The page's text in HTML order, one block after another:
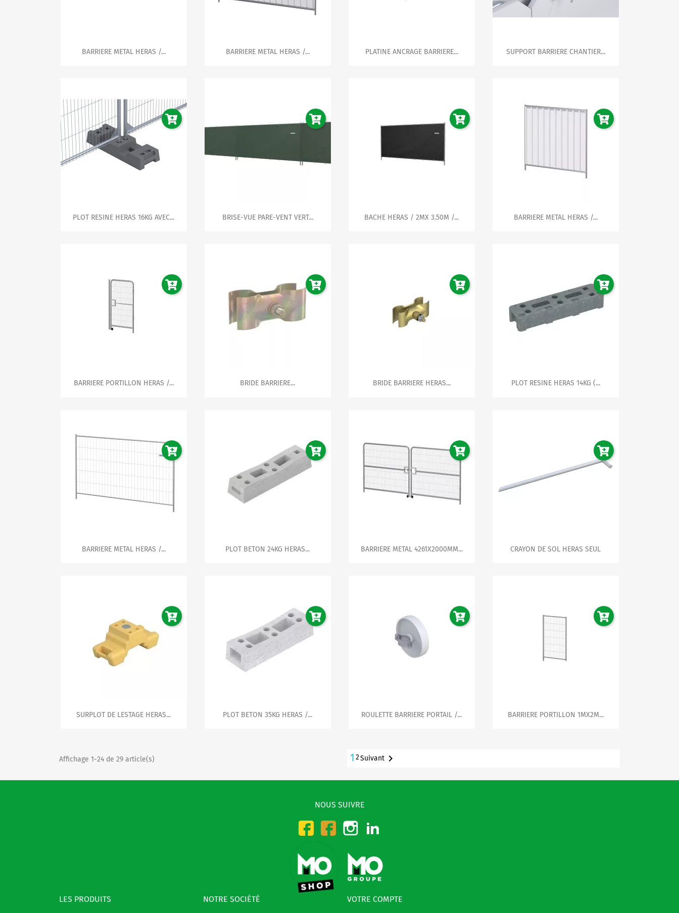
Aperçu rapide
BARRIERE METAL HERAS /... Aperçu rapide
BARRIERE METAL HERAS /... Aperçu rapide
PLATINE ANCRAGE BARRIERE... Aperçu rapide
SUPPORT BARRIERE CHANTIER...
Aperçu rapide
PLOT RESINE HERAS 16KG AVEC... Aperçu rapide
BRISE-VUE PARE-VENT VERT... Aperçu rapide
BACHE HERAS / 2MX 3.50M /... Aperçu rapide
BARRIERE METAL HERAS /...
Aperçu rapide
BARRIERE PORTILLON HERAS /... Aperçu rapide
BRIDE BARRIERE... Aperçu rapide
BRIDE BARRIERE HERAS... Aperçu rapide
PLOT RESINE HERAS 14KG (...
Aperçu rapide
BARRIERE METAL HERAS /... Aperçu rapide
PLOT BETON 24KG HERAS... Aperçu rapide
BARRIERE METAL 4261X2000MM... Aperçu rapide
CRAYON DE SOL HERAS SEUL
Aperçu rapide
SURPLOT DE LESTAGE HERAS... Aperçu rapide
PLOT BETON 35KG HERAS /... Aperçu rapide
ROULETTE BARRIERE PORTAIL /... Aperçu rapide
BARRIERE PORTILLON 1MX2M...
Affichage 1-24 de 29 article(s) 1 2Suivant
NOUS SUIVRE
Facebook-CMO
Facebook-DMO
Instagram
LES PRODUITS NOTRE SOCIÉTÉ VOTRE COMPTE